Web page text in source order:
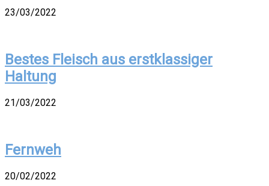
23/03/2022
Bestes Fleisch aus erstklassiger
Haltung
21/03/2022
Fernweh
20/02/2022